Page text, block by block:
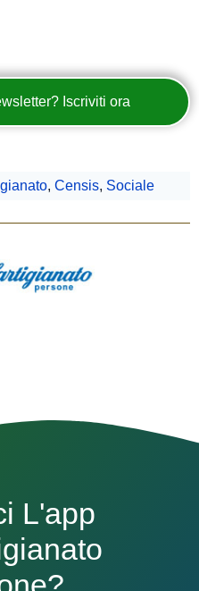
Iscriviti ora
, Censis, Sociale
L'app